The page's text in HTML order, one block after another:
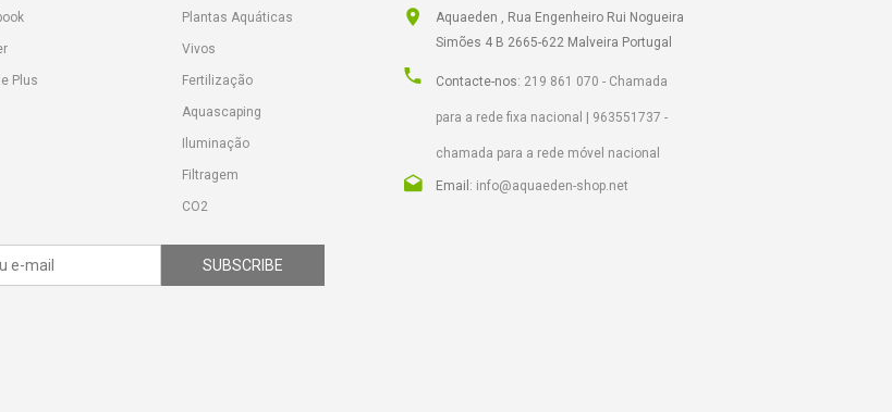
Plus
Plantas Aquáticas
Vivos
Fertilização
Aquascaping
Iluminação
Filtragem
CO2
Aquaeden , Rua Engenheiro Rui Nogueira
Simões 4 B 2665-622 Malveira Portugal
Contacte-nos: 219 861 070 - Chamada
para a rede fixa nacional | 963551737 -
chamada para a rede móvel nacional
Email: info@aquaeden-shop.net
SUBSCRIBE